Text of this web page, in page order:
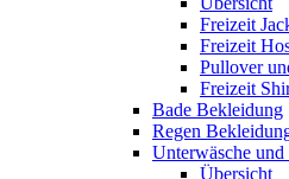
Freizeit
Freizeit
Pullover
Freizeit
Bade Bekleidung
Regen
Unterwäsche und
Übersicht